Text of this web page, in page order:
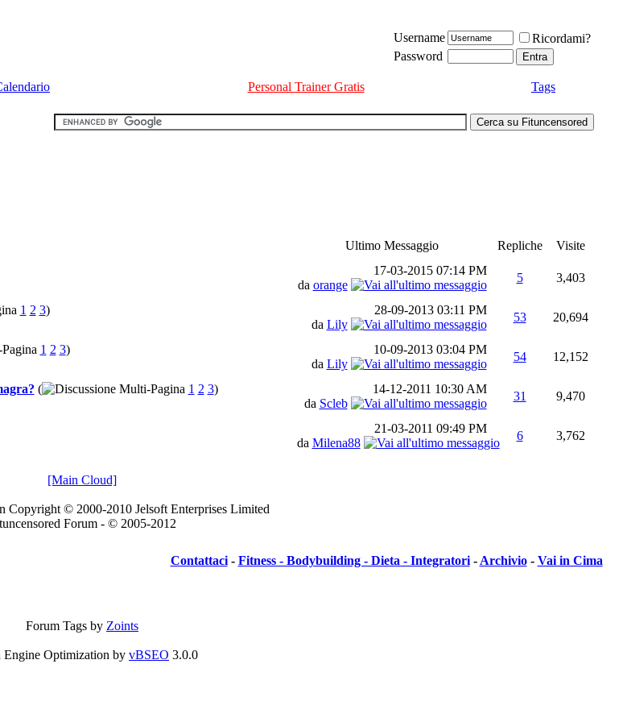
Username
Ricordami?
Password
Personal Trainer Gratis Tags
Ultimo Messaggio Repliche
Visite
17-03-2015 07:14 PM
da orange
5 3,403
1 2 3)
28-09-2013 03:11 PM
da Lily
53 20,694
1 2 3)
10-09-2013 03:04 PM
da Lily
54 12,152
( 1 2 3)
14-12-2011 10:30 AM
da Scleb
31 9,470
21-03-2011 09:49 PM
da Milena88
6 3,762
[Main Cloud]
Copyright © 2000-2010 Jelsoft Enterprises Limited
Forum - © 2005-2012
Contattaci- Fitness - Bodybuilding - Dieta - Integratori- Archivio- Vai in Cima
Forum Tags by Zoints
Engine Optimization by vBSEO 3.0.0